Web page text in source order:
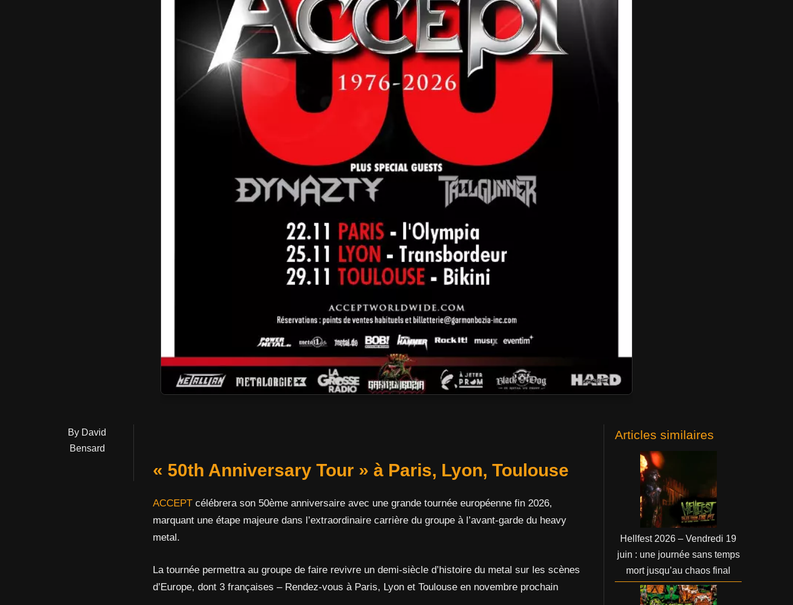
By David
Bensard
« 50th Anniversary Tour » à Paris, Lyon, Toulouse
ACCEPT célébrera son 50ème anniversaire avec une grande tournée européenne fin 2026,
marquant une étape majeure dans l’extraordinaire carrière du groupe à l’avant-garde du heavy
metal.
La tournée permettra au groupe de faire revivre un demi-siècle d’histoire du metal sur les scènes
d’Europe, dont 3 françaises – Rendez-vous à Paris, Lyon et Toulouse en novembre prochain
Articles similaires
Hellfest 2026 – Vendredi 19
juin : une journée sans temps
mort jusqu’au chaos final